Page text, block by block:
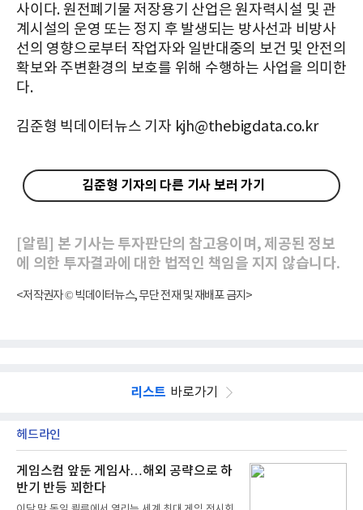
사이다. 원전폐기물 저장용기 산업은 원자력시설 및 관
계시설의 운영 또는 정지 후 발생되는 방사선과 비방사
선의 영향으로부터 작업자와 일반대중의 보건 및 안전의
확보와 주변환경의 보호를 위해 수행하는 사업을 의미한
다.
김준형 빅데이터뉴스 기자 kjh@thebigdata.co.kr
김준형 기자의 다른 기사 보러 가기
[알림] 본 기사는 투자판단의 참고용이며, 제공된 정보
에 의한 투자결과에 대한 법적인 책임을 지지 않습니다.
<저작권자 © 빅데이터뉴스, 무단 전재 및 재배포 금지>
리스트 바로가기
헤드라인
게임스컴 앞둔 게임사…해외 공략으로 하
반기 반등 꾀한다